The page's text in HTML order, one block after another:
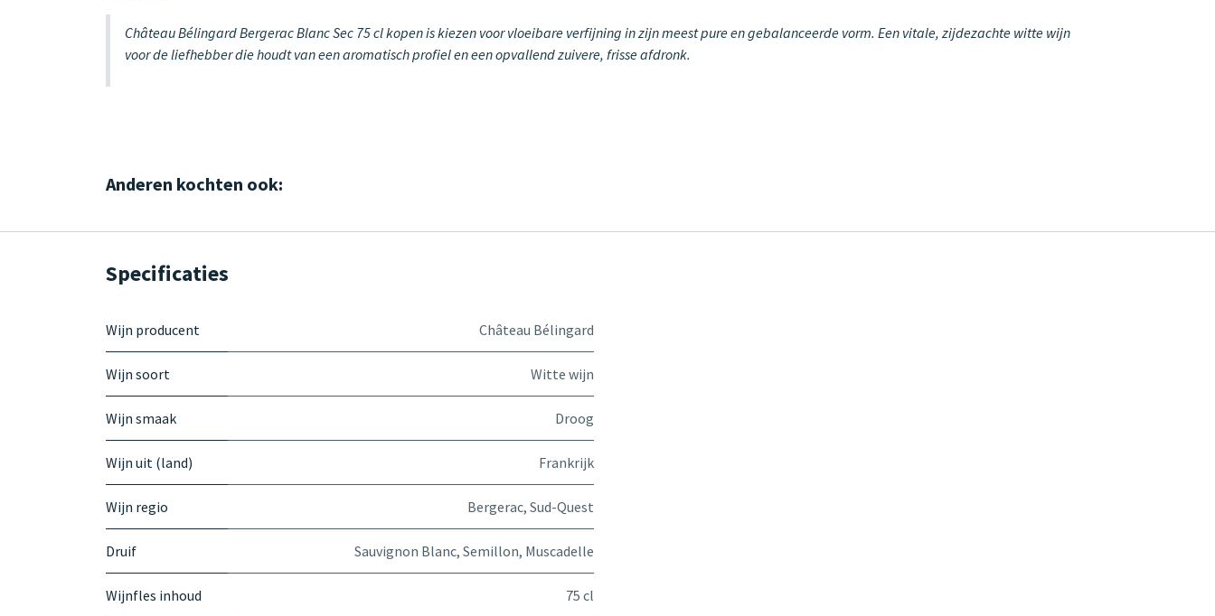
Château Bélingard Bergerac Blanc Sec 75 cl kopen is kiezen voor vloeibare verfijning in zijn meest pure en gebalanceerde vorm. Een vitale, zijdezachte witte wijn
voor de liefhebber die houdt van een aromatisch profiel en een opvallend zuivere, frisse afdronk.
Anderen kochten ook:
Specificaties
Wijn producent Château Bélingard
Wijn soort Witte wijn
Wijn smaak Droog
Wijn uit (land) Frankrijk
Wijn regio Bergerac, Sud-Quest
Druif Sauvignon Blanc, Semillon, Muscadelle
Wijnfles inhoud 75 cl